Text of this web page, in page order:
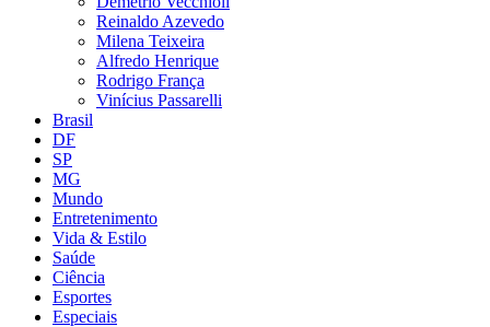
Reinaldo Azevedo
Milena Teixeira
Alfredo Henrique
Rodrigo França
Vinícius Passarelli
Brasil
DF
SP
MG
Mundo
Entretenimento
Vida & Estilo
Saúde
Ciência
Esportes
Especiais